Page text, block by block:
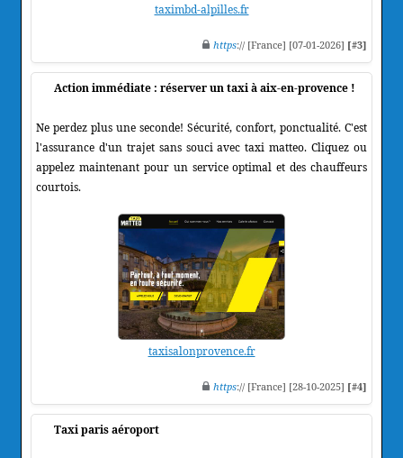
taximbd-alpilles.fr
https:// [France] [07-01-2026] [#3]
Action immédiate : réserver un taxi à aix-en-provence !
Ne perdez plus une seconde! Sécurité, confort, ponctualité. C'est
l'assurance d'un trajet sans souci avec taxi matteo. Cliquez ou
appelez maintenant pour un service optimal et des chauffeurs
courtois.
taxisalonprovence.fr
https:// [France] [28-10-2025] [#4]
Taxi paris aéroport